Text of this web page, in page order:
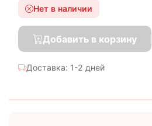
Нет в наличии
Добавить в корзину
Доставка: 1-2 дней